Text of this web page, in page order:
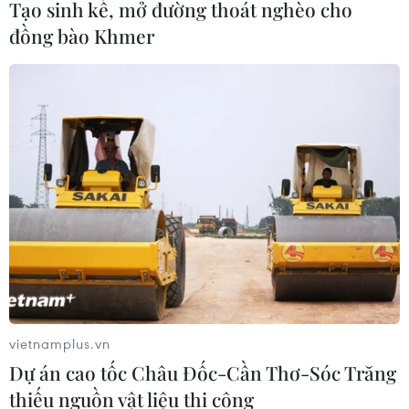
Phó Thủ tướng: Đẩy nhanh tiến độ nhưng
không đánh đổi chất lượng công trình
07/06/2025 04:41
Phó Thủ tướng Nguyễn Hòa Bình lưu ý dù làm nhanh,
đảm bảo tiến độ nhưng chất lượng các dự án giao
thông phải được đảm bảo, an toàn trên công trường,
không chạy theo tiến độ mà bỏ qua các công đoạn.
Tạo sinh kế, mở đường thoát nghèo cho
đồng bào Khmer
vietnamplus.vn
Dự án cao tốc Châu Đốc-Cần Thơ-Sóc Trăng
thiếu nguồn vật liệu thi công